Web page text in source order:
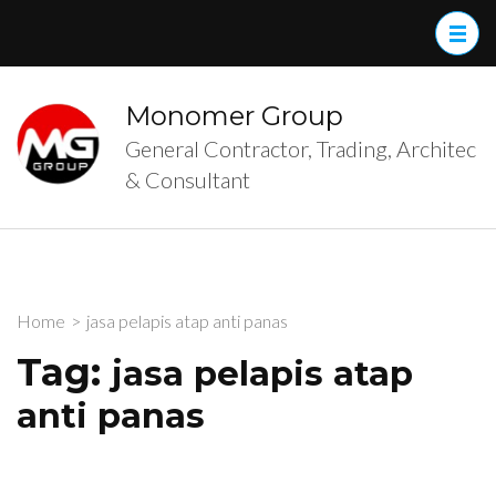
(Press
Enter)
Monomer Group
General Contractor, Trading, Architec
& Consultant
Home > jasa pelapis atap anti panas
Tag: jasa pelapis atap
anti panas